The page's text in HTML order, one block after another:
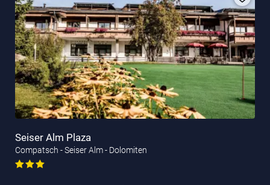
Seiser Alm Plaza
Compatsch - Seiser Alm - Dolomiten